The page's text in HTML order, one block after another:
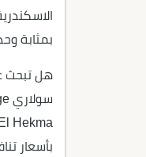
بمثابة
هل تبحث
بأسعار